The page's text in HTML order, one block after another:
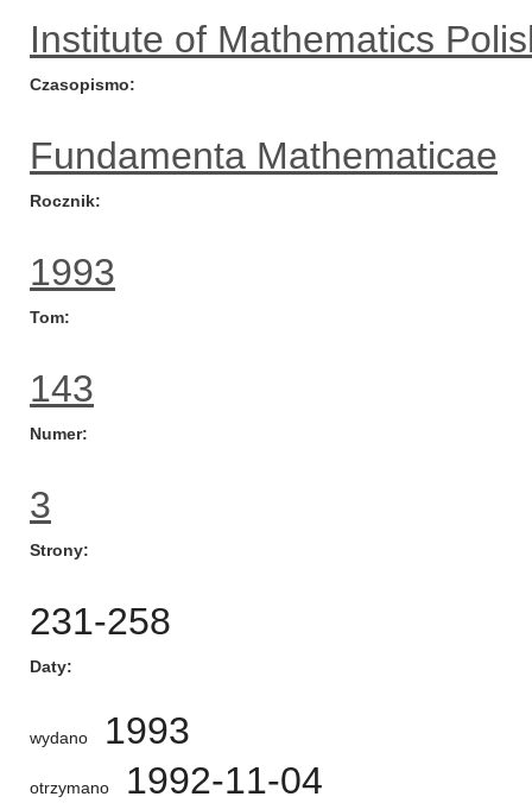
Institute of Mathematics
Czasopismo
Fundamenta Mathematicae
Rocznik
1993
Tom
143
Numer
3
Strony
231-258
Daty
wydano 1993
otrzymano 1992-11-04